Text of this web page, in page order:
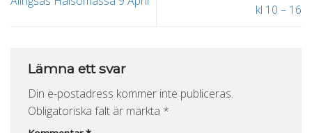
kl 10 – 16
Lämna ett svar
Din e-postadress kommer inte publiceras.
Obligatoriska fält är märkta *